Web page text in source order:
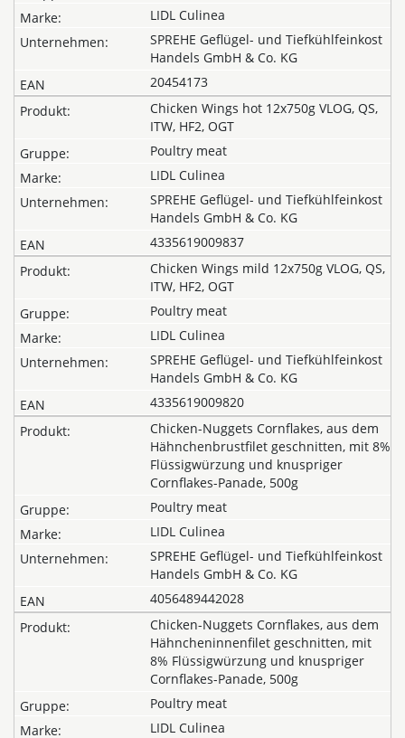
LIDL Culinea
SPREHE Geflügel- und Tiefkühlfeinkost
Handels GmbH & Co. KG
20454173
Chicken Wings hot 12x750g VLOG, QS,
ITW, HF2, OGT
Poultry meat
LIDL Culinea
SPREHE Geflügel- und Tiefkühlfeinkost
Handels GmbH & Co. KG
4335619009837
Chicken Wings mild 12x750g VLOG, QS,
ITW, HF2, OGT
Poultry meat
LIDL Culinea
SPREHE Geflügel- und Tiefkühlfeinkost
Handels GmbH & Co. KG
4335619009820
Chicken-Nuggets Cornflakes, aus dem
Hähnchenbrustfilet geschnitten, mit 8%
Flüssigwürzung und knuspriger
Cornflakes-Panade, 500g
Poultry meat
LIDL Culinea
SPREHE Geflügel- und Tiefkühlfeinkost
Handels GmbH & Co. KG
4056489442028
Chicken-Nuggets Cornflakes, aus dem
Hähncheninnenfilet geschnitten, mit
8% Flüssigwürzung und knuspriger
Cornflakes-Panade, 500g
Poultry meat
LIDL Culinea